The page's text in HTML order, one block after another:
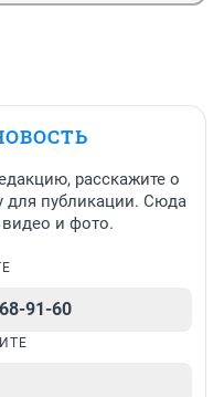
расскажите о
для публикации. Сюда
и фото.
91-60